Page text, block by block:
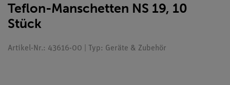
Teflon-Manschetten NS 19, 10
Stück
Artikel-Nr.: 43616-00 | Typ: Geräte & Zubehör